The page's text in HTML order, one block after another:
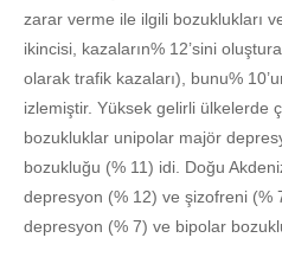
zarar verme ile ilgili bozuklukları
ikincisi, kazaların% 12’sini
olarak trafik kazaları), bunu%
izlemiştir. Yüksek gelirli ülkelerde
bozukluklar unipolar majör
bozukluğu (% 11) idi. Doğu
depresyon (% 12) ve şizofreni (%
depresyon (% 7) ve bipolar